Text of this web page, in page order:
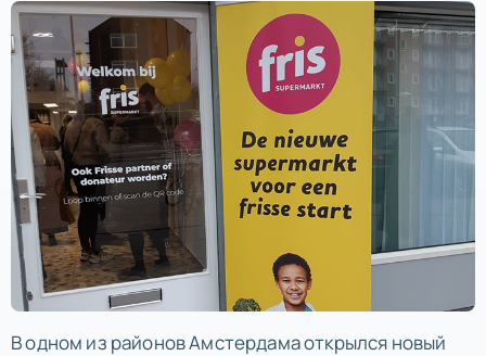
В одном из районов Амстердама открылся новый